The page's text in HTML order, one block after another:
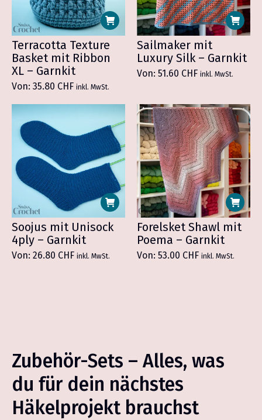
Terracotta Texture
Basket mit Ribbon
XL – Garnkit
Von: 35.80 CHF inkl. MwSt.
Sailmaker mit
Luxury Silk – Garnkit
Von: 51.60 CHF inkl. MwSt.
Soojus mit Unisock
4ply – Garnkit
Von: 26.80 CHF inkl. MwSt.
Forelsket Shawl mit
Poema – Garnkit
Von: 53.00 CHF inkl. MwSt.
Zubehör-Sets – Alles, was
du für dein nächstes
Häkelprojekt brauchst